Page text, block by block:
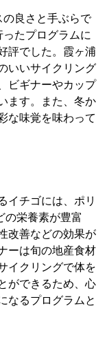
良さと手ぶらで
たプログラムに
評でした。霞ヶ浦
いいサイクリング
ビギナーやカップ
ます。また、冬か
な味覚を味わって
イチゴには、ポリ
の栄養素が豊富
改善などの効果が
ーは旬の地産食材
イクリングで体を
ができるため、心
なるプログラムと